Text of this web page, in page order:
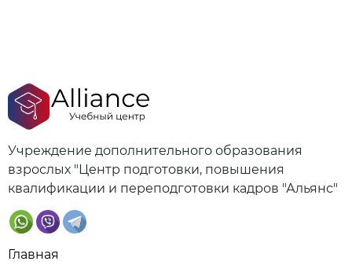
Учреждение дополнительного образования
взрослых "Центр подготовки, повышения
квалификации и переподготовки кадров "Альянс"
Главная